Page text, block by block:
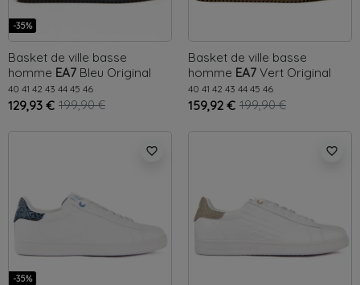
-35%
Basket de ville basse
homme EA7 Bleu Original
40 41 42 43 44 45 46
129,93 € 199,90 €
Basket de ville basse
homme EA7 Vert Original
40 41 42 43 44 45 46
159,92 € 199,90 €
favorite_border
-35%
favorite_border